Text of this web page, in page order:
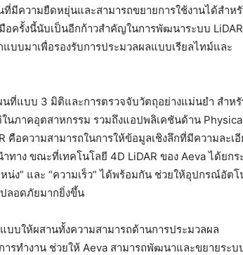
มีความยืดหยุ่นและสามารถขยายการใช้งานได้สำห
ครั้งนี้นับเป็นอีกก้าวสำคัญในการพัฒนาระบบ LiDAR
บบมาเพื่อรองรับการประมวลผลแบบเรียลไทม์และ
ที่แบบ 3 มิติและการตรวจจับวัตถุอย่างแม่นยำ สำห
ภาคอุตสาหกรรม รวมถึงแอปพลิเคชันด้าน
คือความสามารถในการให้ข้อมูลเชิงลึกที่มีความละเ
าง ขณะที่เทคโนโลยี 4D LiDAR ของ Aeva ได้ยกร
ง” และ “ความเร็ว” ได้พร้อมกัน ช่วยให้อุปกรณ์อัต
ลอดภัยมากยิ่งขึ้น
บบให้ผสานทั้งความสามารถด้านการประมวลผล
รทำงาน ช่วยให้ Aeva สามารถพัฒนาและขยายระบ